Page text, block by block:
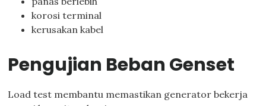
korosi terminal
kerusakan kabel
Pengujian Beban Genset
Load test membantu memastikan generator bekerja